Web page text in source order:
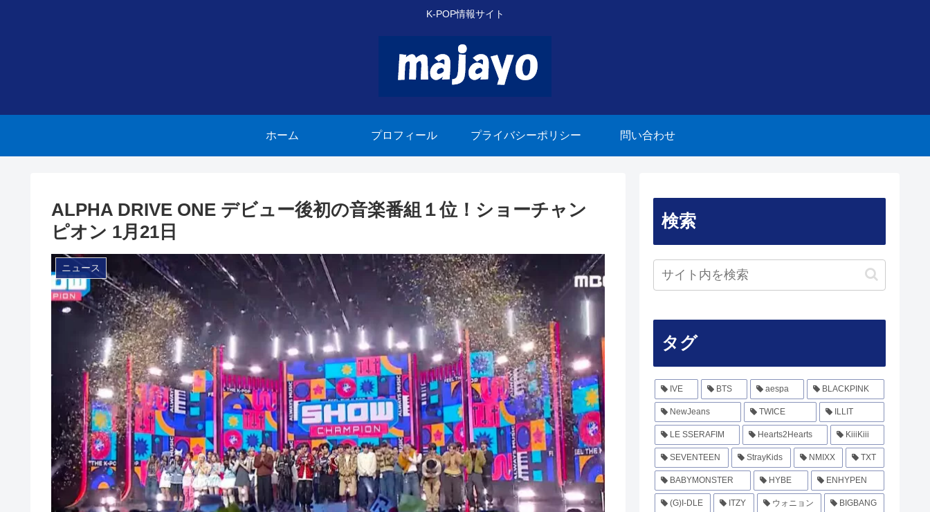
K-POP情報サイト
ホーム プロフィール プライバシーポリシー 問い合わせ
ALPHA DRIVE ONE デビュー後初の音楽番組１位！ショーチャン
ピオン 1月21日
ニュース
検索
タグ
IVE BTS aespa BLACKPINK
NewJeans TWICE ILLIT
LE SSERAFIM Hearts2Hearts KiiiKiii
SEVENTEEN StrayKids NMIXX TXT
BABYMONSTER HYBE ENHYPEN
(G)I-DLE ITZY ウォニョン BIGBANG